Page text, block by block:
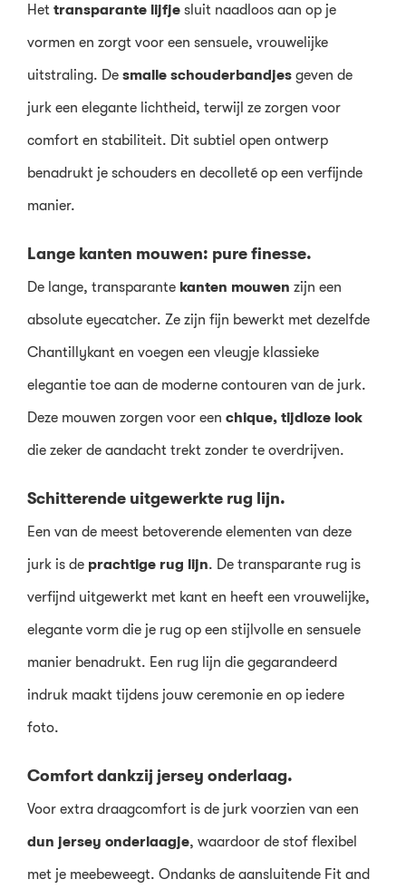
Het transparante lijfje sluit naadloos aan op je
vormen en zorgt voor een sensuele, vrouwelijke
uitstraling. De smalle schouderbandjes geven de
jurk een elegante lichtheid, terwijl ze zorgen voor
comfort en stabiliteit. Dit subtiel open ontwerp
benadrukt je schouders en decolleté op een verfijnde
manier.
Lange kanten mouwen: pure finesse.
De lange, transparante kanten mouwen zijn een
absolute eyecatcher. Ze zijn fijn bewerkt met dezelfde
Chantillykant en voegen een vleugje klassieke
elegantie toe aan de moderne contouren van de jurk.
Deze mouwen zorgen voor een chique, tijdloze look
die zeker de aandacht trekt zonder te overdrijven.
Schitterende uitgewerkte rug lijn.
Een van de meest betoverende elementen van deze
jurk is de prachtige rug lijn. De transparante rug is
verfijnd uitgewerkt met kant en heeft een vrouwelijke,
elegante vorm die je rug op een stijlvolle en sensuele
manier benadrukt. Een rug lijn die gegarandeerd
indruk maakt tijdens jouw ceremonie en op iedere
foto.
Comfort dankzij jersey onderlaag.
Voor extra draagcomfort is de jurk voorzien van een
dun jersey onderlaagje, waardoor de stof flexibel
met je meebeweegt. Ondanks de aansluitende Fit and